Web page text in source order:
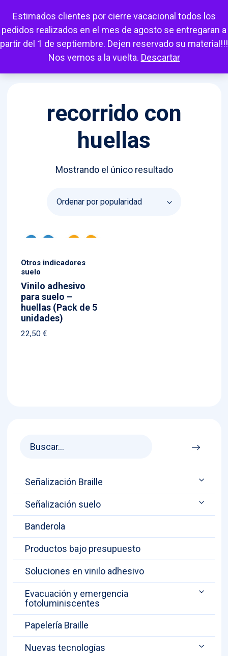
Estimados clientes por cierre vacacional todos los
pedidos realizados en el mes de agosto se entregaran a
partir del 1 de septiembre. Dejen reservado su material!!!
Nos vemos a la vuelta. Descartar
Mi cuenta Carrito Favoritos Escuchar
Señalización Braille
Señalización suelo
Banderola
Productos bajo presupuesto
Soluciones en vinilo adhesivo
Evacuación y emergencia
fotoluminiscentes
Papelería Braille
Nuevas tecnologías
recorrido con
huellas
Mostrando el único resultado
Otros indicadores
suelo
Vinilo adhesivo
para suelo –
huellas (Pack de 5
unidades)
22,50€